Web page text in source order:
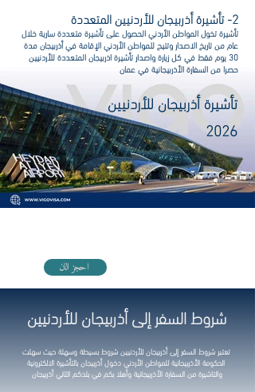
تأشيرة أذربيجان للأردنيين
2026
2- تأشيرة أذربيجان للأردنيين المتعددة
تأشيرة تخول المواطن الأردني الحصول على تأشيرة متعددة سارية خلال
عام من تاريخ الاصدار وتتيح للمواطن الأردني الإقامة في أذربيجان مدة
30 يوم فقط في كل زيارة واصدار تأشيرة اذربيجان المتعددة للأردنيين
حصرا من السفارة الأذربيجانية في عمان
احجز الان
شروط السفر إلى أذربيجان للأردنيين
تعتبر شروط السفر إلى أذربيجان للأردنيين شروط بسيطة وسهلة حيث سهلت
الحكومة الأذربيجانية للمواطن الأردني دخول أذربيجان بالتأشيرة الالكترونية
والتاشيرة من السفارة الأذربيجانية وأهلا بكم في بلدكم الثاني أذربيجان